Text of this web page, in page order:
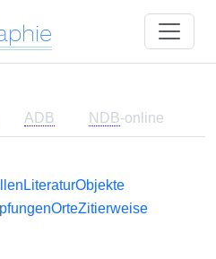
ADB NDB-online
LiteraturObjekte
OrteZitierweise